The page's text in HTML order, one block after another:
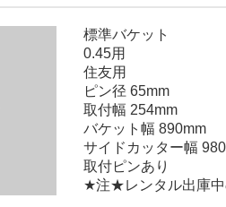
標準バケット
0.45用
住友用
ピン径 65mm
取付幅 254mm
バケット幅 890mm
サイドカッター幅
取付ピンあり
★注★レンタル出庫中